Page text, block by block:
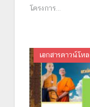
โครงการ…
เอกสารดาวน์โห